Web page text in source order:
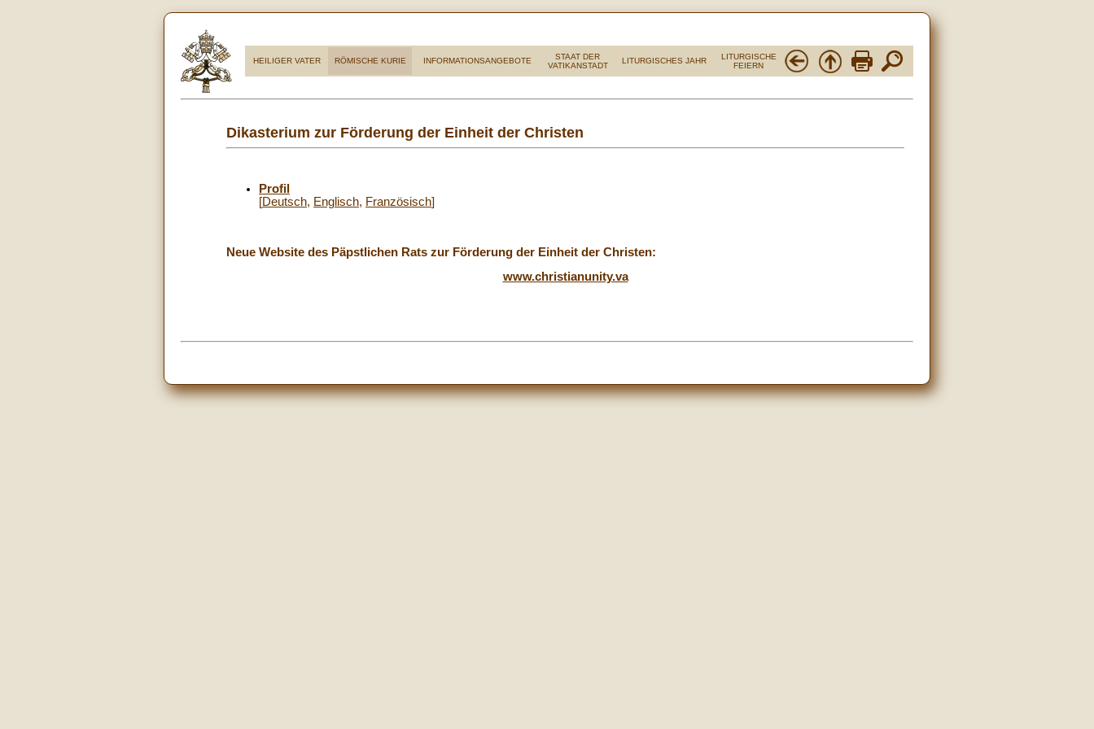
HEILIGER VATER RÖMISCHE KURIE INFORMATIONSANGEBOTE
STAAT DER
VATIKANSTADT
LITURGISCHES JAHR
LITURGISCHE
FEIERN
Dikasterium zur Förderung der Einheit der Christen
Profil
[Deutsch, Englisch, Französisch]
Neue Website des Päpstlichen Rats zur Förderung der Einheit der Christen:
www.christianunity.va